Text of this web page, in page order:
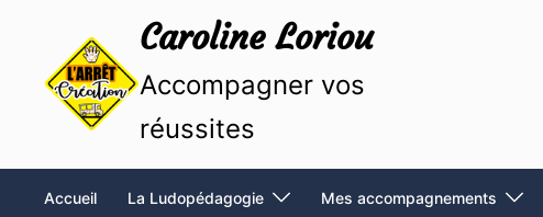
contenu
Caroline Loriou
Accompagner vos
réussites
Accueil La Ludopédagogie Mes accompagnements